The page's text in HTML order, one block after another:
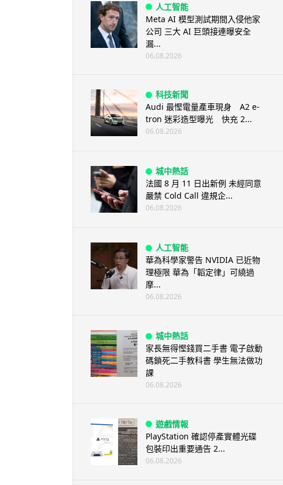
人工智能
Meta AI 模型測試期間入侵他家
公司 三大 AI 巨頭接連曝安全
漏...
06.08.2026
科技新聞
Audi 最慳電量產車現身 A2 e-
tron 迷彩造型曝光 快充 2...
06.08.2026
城中熱話
法國 8 月 11 日出新例 未經同意
嚴禁 Cold Call 違規企...
06.08.2026
人工智能
華為科學家警告 NVIDIA 已近物
理極限 華為「韜定律」可繞過
摩...
06.08.2026
城中熱話
家長無得慳錢買二手書 電子啟動
碼鎖死二手教科書 學生無法做功
課
06.08.2026
遊戲情報
PlayStation 確認停產實體光碟
包裝印出重要通告 2...
06.08.2026